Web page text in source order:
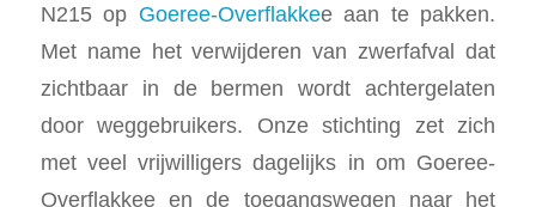
N215 op Goeree-Overflakkee aan te pakken.
Met name het verwijderen van zwerfafval dat
zichtbaar in de bermen wordt achtergelaten
door weggebruikers. Onze stichting zet zich
met veel vrijwilligers dagelijks in om Goeree-
Overflakkee en de toegangswegen naar het